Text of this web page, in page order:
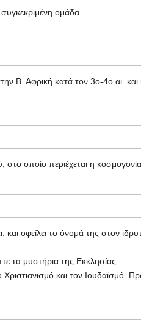
ομάδα.
Β. Αφρική κατά τον 3ο-4ο αι.
οποίο περιέχεται η
οφείλει το όνομά της στον
τα μυστήρια της Εκκλησίας
και τον Ιουδαϊσμό.